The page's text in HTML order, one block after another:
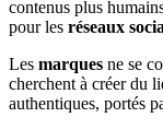
contenus plus
pour les réseaux
Les marques ne se
cherchent à créer du
authentiques, portés